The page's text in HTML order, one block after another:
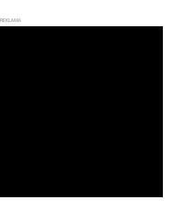
REKLAMA